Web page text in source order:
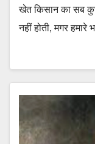
खेत किसान का सब
नहीं होती, मगर